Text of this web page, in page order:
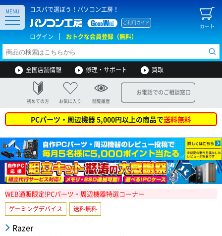
コスパで選ぼう！パソコン工房！
カート
ご利用ガイド
ログイン おトクな会員登録（無料）
MENU
全国店舗情報 修理・サポート 買取
初めての方 お気に入り 閲覧履歴
お電話でのご相談窓口
PCパーツ・周辺機器 5,000円以上の商品で送料無料
WEB通販限定!PCパーツ・周辺機器特選コーナー
ゲーミングデバイス 送料無料
Razer